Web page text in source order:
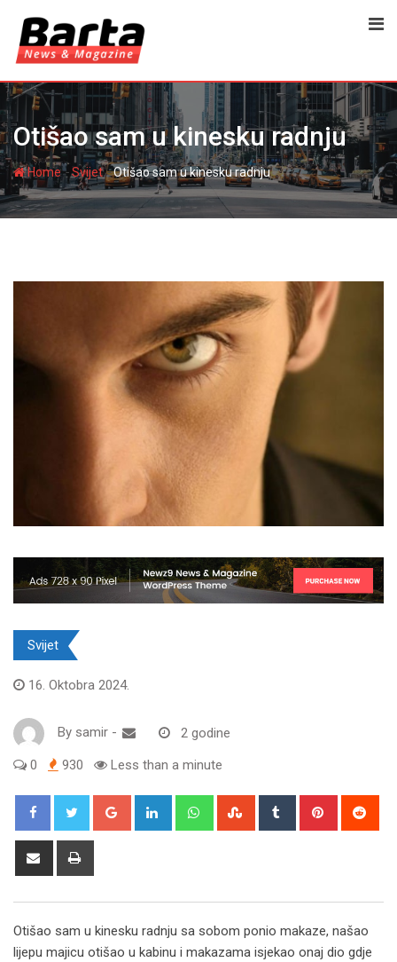
content
Otišao sam u kinesku radnju
Home-Svijet-Otišao sam u kinesku radnju
Svijet
16. Oktobra 2024.
By samir - 2 godine
0 930 Less than a minute
Google+ LinkedIn WhatsappStumbleUpon
Tumblr Pinterest
Share
Otišao sam u kinesku radnju sa sobom ponio makaze, našao
lijepu majicu otišao u kabinu i makazama isjekao onaj dio gdje